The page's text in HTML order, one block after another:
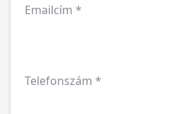
Emailcím *
Telefonszám *